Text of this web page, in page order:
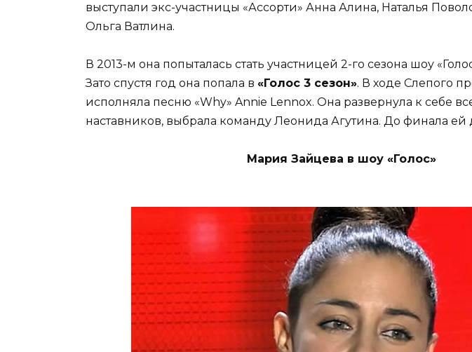
выступали экс-участницы «Ассорти» Анна Алина, Наталья
Ольга Ватлина.
В 2013-м она попыталась стать участницей 2-го сезона шоу
Зато спустя год она попала в «Голос 3 сезон». В ходе Слепого
исполняла песню «Why» Annie Lennox. Она развернула к себе
наставников, выбрала команду Леонида Агутина. До финала ей
Мария Зайцева в шоу «Голос»